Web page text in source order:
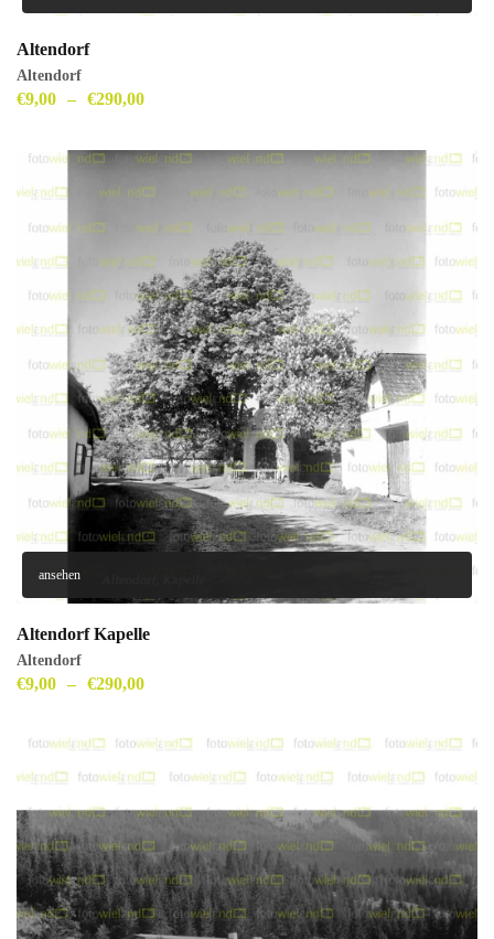
Altendorf
Altendorf
€9,00 – €290,00
ansehen
Altendorf Kapelle
Altendorf
€9,00 – €290,00